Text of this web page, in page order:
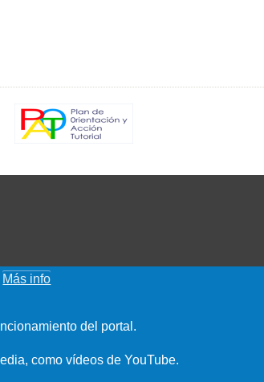
Más info
del portal.
como vídeos de YouTube.